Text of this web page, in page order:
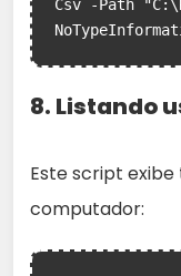
Csv -Path
8. Listando
Este script exibe
computador: